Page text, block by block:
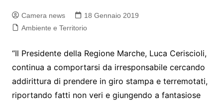
Camera news
18 Gennaio 2019
Ambiente e Territorio
“Il Presidente della Regione Marche, Luca Ceriscioli,
continua a comportarsi da irresponsabile cercando
addirittura di prendere in giro stampa e terremotati,
riportando fatti non veri e giungendo a fantasiose